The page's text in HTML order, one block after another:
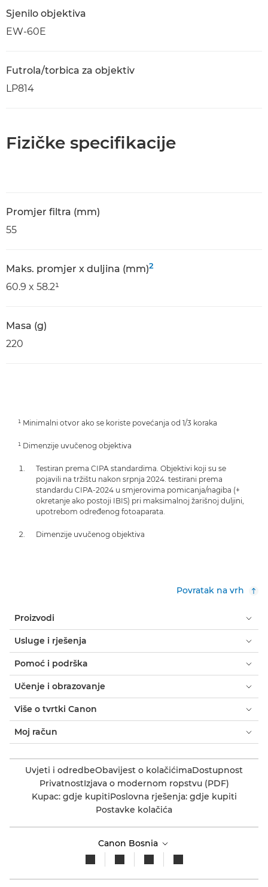
Sjenilo objektiva
EW-60E
Futrola/torbica za objektiv
LP814
Fizičke specifikacije
Promjer filtra (mm)
55
Maks. promjer x duljina (mm)2
60.9 x 58.2¹
Masa (g)
220
¹ Minimalni otvor ako se koriste povećanja od 1/3 koraka
¹ Dimenzije uvučenog objektiva
Testiran prema CIPA standardima. Objektivi koji su se
pojavili na tržištu nakon srpnja 2024. testirani prema
standardu CIPA-2024 u smjerovima pomicanja/nagiba (+
okretanje ako postoji IBIS) pri maksimalnoj žarišnoj duljini,
upotrebom određenog fotoaparata.
Dimenzije uvučenog objektiva
Povratak na vrh
Proizvodi
Usluge i rješenja
Pomoć i podrška
Učenje i obrazovanje
Više o tvrtki Canon
Moj račun
Uvjeti i odredbeObavijest o kolačićimaDostupnost
PrivatnostIzjava o modernom ropstvu (PDF)
Kupac: gdje kupitiPoslovna rješenja: gdje kupiti
Postavke kolačića
Canon Bosnia